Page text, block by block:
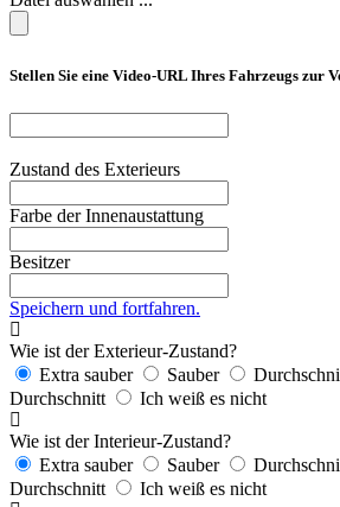
Stellen Sie eine Video-URL Ihres Fahrzeugs zur
Zustand des Exterieurs
Farbe der Innenaustattung
Besitzer
Speichern und fortfahren.
Wie ist der Exterieur-Zustand?
Extra sauber
Sauber
Durchschnitt
Ich weiß es nicht
Wie ist der Interieur-Zustand?
Extra sauber
Sauber
Durchschnitt
Ich weiß es nicht